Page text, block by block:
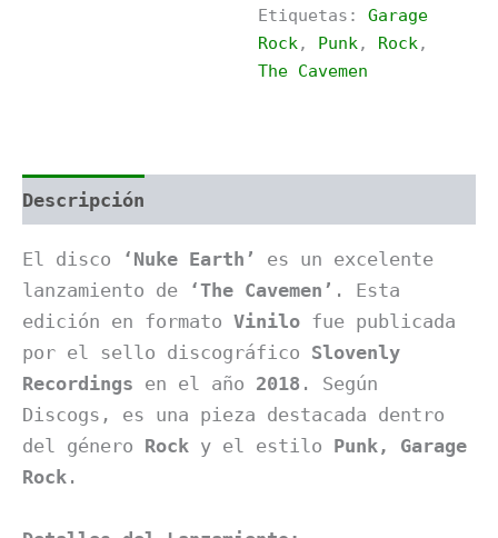
Etiquetas:Garage
Rock, Punk, Rock,
The Cavemen
Descripción
El disco ‘Nuke Earth’
es un excelente
lanzamiento de
‘The Cavemen’ . Esta
edición en formato Vinilo fue publicada
por el sello discográfico Slovenly
Recordings en el año 2018 . Según
Discogs, es una pieza destacada dentro
del género Rock y el estilo Punk, Garage
Rock .